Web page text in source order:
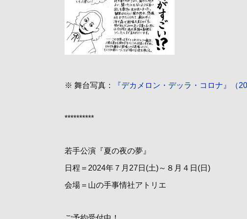
※ 舞台写真： 『デカメロン・デッラ・コロナ』（
**********
若手公演『夏の夜の夢』
日程＝2024年７月27日(土)～８月４日(日)
会場＝山の手事情社アトリエ